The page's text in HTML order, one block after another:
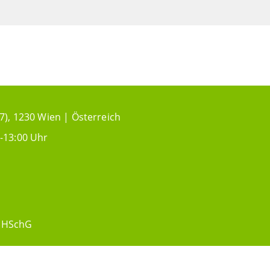
1230 Wien | Österreich
Uhr
HSchG